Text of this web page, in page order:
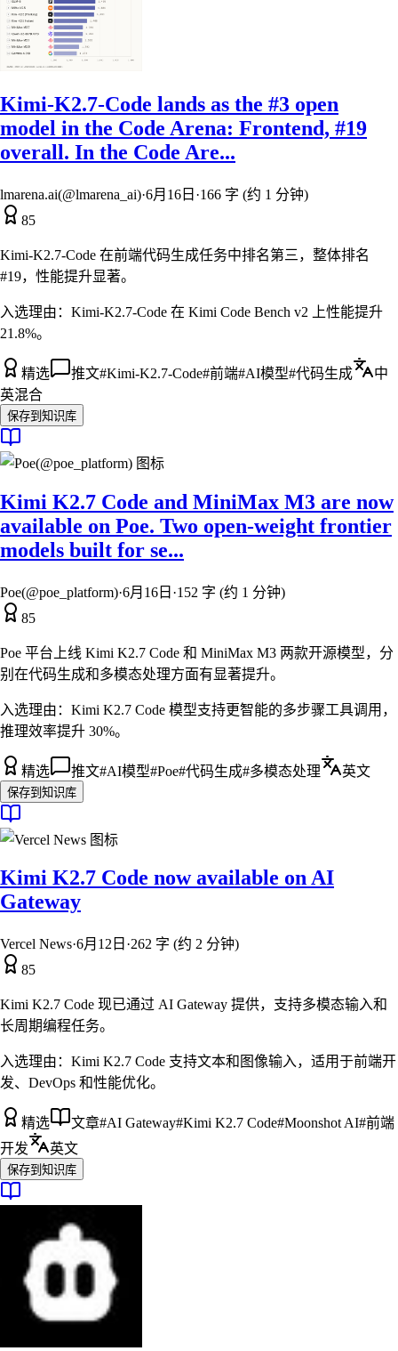
Kimi-K2.7-Code lands as the #3 open
model in the Code Arena: Frontend, #19
overall. In the Code Are...
lmarena.ai(@lmarena_ai)·6月16日 ·166 字 (约 1 分钟)
85
Kimi-K2.7-Code 在前端代码生成任务中排名第三，整体排名
#19，性能提升显著。
入选理由： Kimi-K2.7-Code 在 Kimi Code Bench v2 上性能提升
21.8%。
精选 推文#Kimi-K2.7-Code#前端#AI模型#代码生成
中
英混合
保存到知识库
Kimi K2.7 Code and MiniMax M3 are now
available on Poe. Two open-weight frontier
models built for se...
Poe(@poe_platform)·6月16日 ·152 字 (约 1 分钟)
85
Poe 平台上线 Kimi K2.7 Code 和 MiniMax M3 两款开源模型，分
别在代码生成和多模态处理方面有显著提升。
入选理由： Kimi K2.7 Code 模型支持更智能的多步骤工具调用，
推理效率提升 30%。
精选 推文#AI模型#Poe#代码生成#多模态处理 英文
保存到知识库
Kimi K2.7 Code now available on AI
Gateway
Vercel News·6月12日 ·262 字 (约 2 分钟)
85
Kimi K2.7 Code 现已通过 AI Gateway 提供，支持多模态输入和
长周期编程任务。
入选理由： Kimi K2.7 Code 支持文本和图像输入，适用于前端开
发、DevOps 和性能优化。
精选 文章#AI Gateway#Kimi K2.7 Code#Moonshot AI#前端
开发
英文
保存到知识库